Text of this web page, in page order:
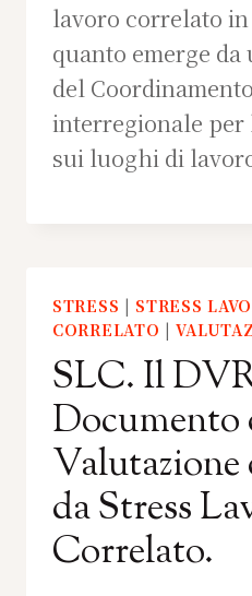
lavoro correlato
quanto emerge
del
interregionale per
sui luoghi di
STRESS | STRESS
CORRELATO |
SLC. Il
Documento
da Stress
Correlato.